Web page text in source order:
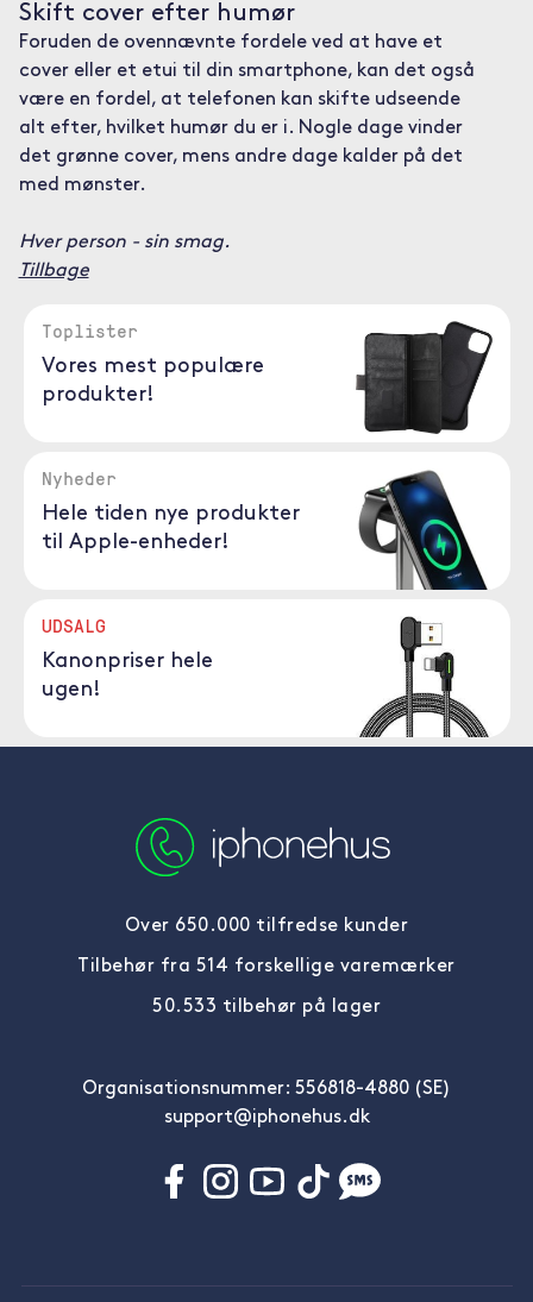
Skift cover efter humør
Foruden de ovennævnte fordele ved at have et
cover eller et etui til din smartphone, kan det også
være en fordel, at telefonen kan skifte udseende
alt efter, hvilket humør du er i. Nogle dage vinder
det grønne cover, mens andre dage kalder på det
med mønster.
Hver person - sin smag.
Tillbage
Toplister
Vores mest populære
produkter!
Nyheder
Hele tiden nye produkter
til Apple-enheder!
UDSALG
Kanonpriser hele
ugen!
Over 650.000 tilfredse kunder
Tilbehør fra 514 forskellige varemærker
50.533 tilbehør på lager
Organisationsnummer: 556818-4880 (SE)
support@iphonehus.dk